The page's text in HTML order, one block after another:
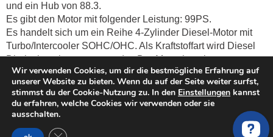
und ein Hub von 88.3.
Es gibt den Motor mit folgender Leistung: 99PS.
Es handelt sich um ein Reihe 4-Zylinder Diesel-Motor mit
Turbo/Intercooler SOHC/OHC. Als Kraftstoffart wird Diesel
Direkteinspritzung verwendet. Der Motor hat einen
Drehmoment von254 Nm.
Weitere Informationen zum Motor sind:, Emissionsklasse, 8
Ventile, 5 Lager und Motor mit Zahnriemen.
Kosten & Preise vergleichen für
Wir verwenden Cookies, um dir die bestmögliche Erfahrung auf
unserer Website zu bieten. Wenn du auf der Seite weiter surfst,
stimmst du der Cookie-Nutzung zu. In den Einstellungen kannst
du erfahren, welche Cookies wir verwenden oder sie
ausschalten.
GDPR Cookie-Banner schließen